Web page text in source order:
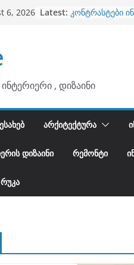
6, 2026 Latest: კონტრასტები
, დიზაინი
ᲐᲠᲥᲘᲢᲔᲥᲢᲣᲠᲐ
ᲓᲘᲖᲐᲘᲜᲘ ᲠᲔᲛᲝᲜᲢᲘ